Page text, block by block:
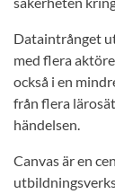
Dataintrånget
med flera
också i en
från flera
händelsen.
Canvas är en